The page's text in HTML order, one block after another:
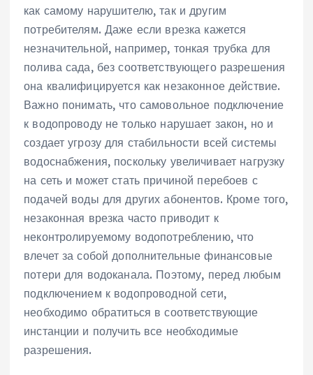
как самому нарушителю, так и другим
потребителям. Даже если врезка кажется
незначительной, например, тонкая трубка для
полива сада, без соответствующего разрешения
она квалифицируется как незаконное действие.
Важно понимать, что самовольное подключение
к водопроводу не только нарушает закон, но и
создает угрозу для стабильности всей системы
водоснабжения, поскольку увеличивает нагрузку
на сеть и может стать причиной перебоев с
подачей воды для других абонентов. Кроме того,
незаконная врезка часто приводит к
неконтролируемому водопотреблению, что
влечет за собой дополнительные финансовые
потери для водоканала. Поэтому, перед любым
подключением к водопроводной сети,
необходимо обратиться в соответствующие
инстанции и получить все необходимые
разрешения.